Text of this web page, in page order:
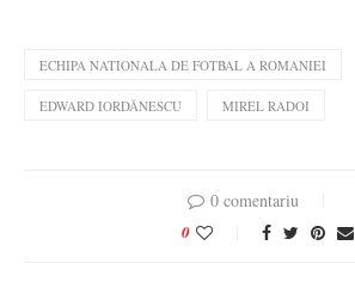
ECHIPA NATIONALA DE FOTBAL A ROMANIEI
EDWARD IORDĂNESCU MIREL RADOI
0 comentariu
0